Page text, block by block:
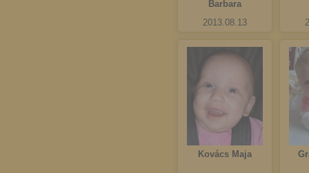
Barbara
2013.08.13
Kovács Maja